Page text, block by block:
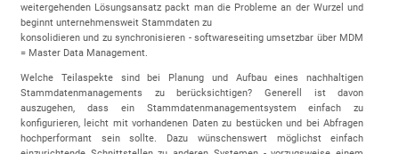
weitergehenden Lösungsansatz packt man die Probleme an der Wurzel und
beginnt unternehmensweit Stammdaten zu
konsolidieren und zu synchronisieren - softwareseiting umsetzbar über MDM
= Master Data Management.
Welche Teilaspekte sind bei Planung und Aufbau eines nachhaltigen
Stammdatenmanagements zu berücksichtigen? Generell ist davon
auszugehen, dass ein Stammdatenmanagementsystem einfach zu
konfigurieren, leicht mit vorhandenen Daten zu bestücken und bei Abfragen
hochperformant sein sollte. Dazu wünschenswert möglichst einfach